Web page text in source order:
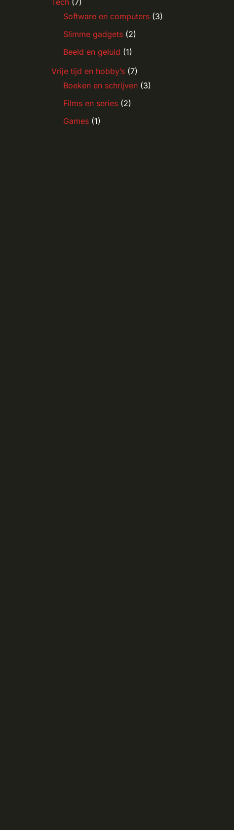
Tech (7)
Software en computers (3)
Slimme gadgets (2)
Beeld en geluid (1)
Vrije tijd en hobby’s (7)
Boeken en schrijven (3)
Films en series (2)
Games (1)